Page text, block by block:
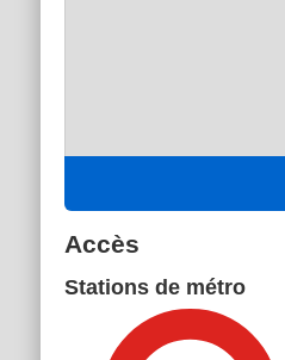
Accès
Stations de métro